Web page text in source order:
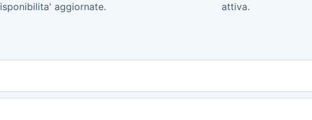
aggiornate.
attiva.